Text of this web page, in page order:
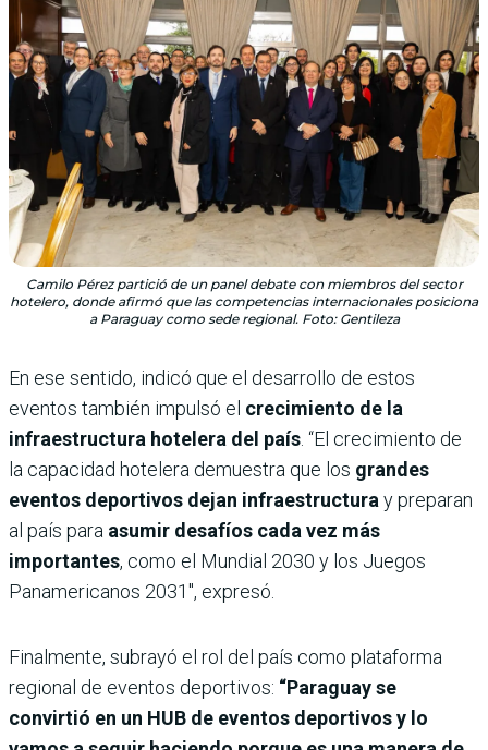
Camilo Pérez partició de un panel debate con miembros del sector
hotelero, donde afirmó que las competencias internacionales posiciona
a Paraguay como sede regional. Foto: Gentileza
En ese sentido, indicó que el desarrollo de estos
eventos también impulsó el crecimiento de la
infraestructura hotelera del país. “El crecimiento de
la capacidad hotelera demuestra que los grandes
eventos deportivos dejan infraestructuray preparan
al país para asumir desafíos cada vez más
importantes, como el Mundial 2030 y los Juegos
Panamericanos 2031″, expresó.
Finalmente, subrayó el rol del país como plataforma
regional de eventos deportivos: “Paraguay se
convirtió en un HUB de eventos deportivos y lo